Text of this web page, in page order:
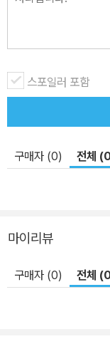
독해의 각 영역별로
터 신경향 유형의 서
주 출제되는 빈출 문제
휘 및 표현, 대화 2단
점검 모의고사) - 실제 기출 문제와 동일한 유형의 문제들을 단원별
로 풀어봄으로써 실
스포일러 포함
구매자 (0) 전체
마이리뷰
구매자 (0) 전체